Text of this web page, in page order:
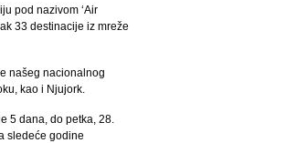
pod nazivom ‘Air
33 destinacije iz mreže
našeg nacionalnog
kao i Njujork.
5 dana, do petka, 28.
sledeće godine